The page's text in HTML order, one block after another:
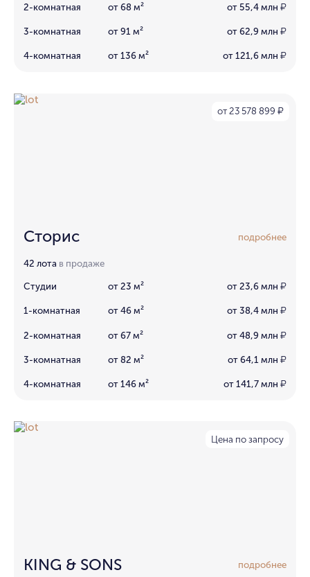
2-комнатная от 68 м² от 55,4 млн ₽
3-комнатная от 91 м² от 62,9 млн ₽
4-комнатная от 136 м² от 121,6 млн ₽
от 23 578 899 ₽
Сторис подробнее
42 лота в продаже
Студии от 23 м² от 23,6 млн ₽
1-комнатная от 46 м² от 38,4 млн ₽
2-комнатная от 67 м² от 48,9 млн ₽
3-комнатная от 82 м² от 64,1 млн ₽
4-комнатная от 146 м² от 141,7 млн ₽
Цена по запросу
KING & SONS подробнее